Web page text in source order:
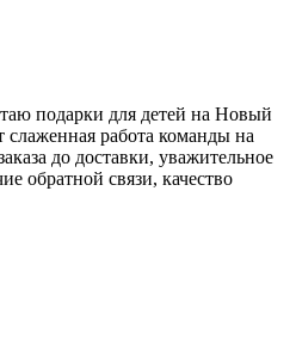
подарки для детей на Новый
слаженная работа команды на
до доставки, уважительное
обратной связи, качество